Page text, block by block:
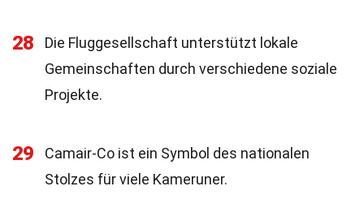
28
Die Fluggesellschaft unterstützt lokale
Gemeinschaften durch verschiedene soziale
Projekte.
29
Camair-Co ist ein Symbol des nationalen
Stolzes für viele Kameruner.